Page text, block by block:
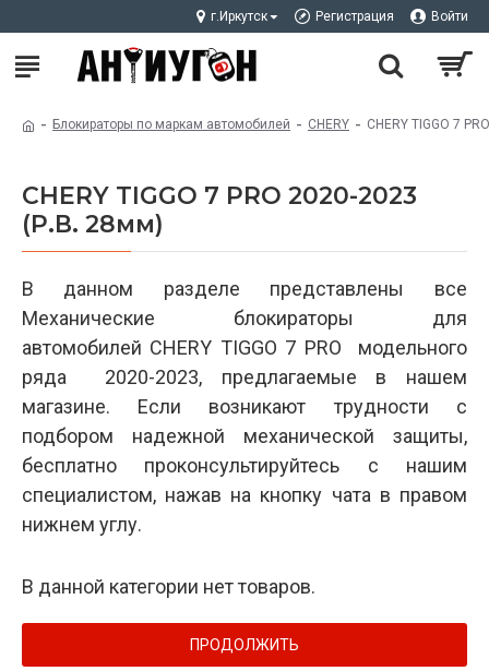
г.Иркутск Регистрация Войти
Блокираторы по маркам автомобилей CHERY CHERY TIGGO 7
CHERY TIGGO 7 PRO 2020-2023
(Р.В. 28мм)
В данном разделе представлены все
Механические блокираторы для
автомобилей CHERY TIGGO 7 PRO модельного
ряда 2020-2023, предлагаемые в нашем
магазине. Если возникают трудности с
подбором надежной механической защиты,
бесплатно проконсультируйтесь с нашим
специалистом, нажав на кнопку чата в правом
нижнем углу.
В данной категории нет товаров.
ПРОДОЛЖИТЬ